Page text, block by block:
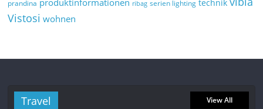
prandina ribag serien lighting technik
Vistosi wohnen
Travel View All